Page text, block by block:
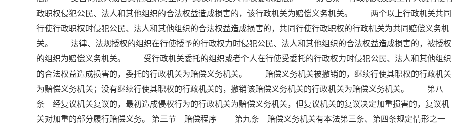
政职权侵犯公民、法人和其他组织的合法权益造成损害的，该行政机关为赔偿义务机关。 两个以上行政机关共同
行使行政职权时侵犯公民、法人和其他组织的合法权益造成损害的，共同行使行政职权的行政机关为共同赔偿义务机
关。 法律、法规授权的组织在行使授予的行政权力时侵犯公民、法人和其他组织的合法权益造成损害的，被授权
的组织为赔偿义务机关。 受行政机关委托的组织或者个人在行使受委托的行政权力时侵犯公民、法人和其他组织
的合法权益造成损害的，委托的行政机关为赔偿义务机关。 赔偿义务机关被撤销的，继续行使其职权的行政机关
为赔偿义务机关；没有继续行使其职权的行政机关的，撤销该赔偿义务机关的行政机关为赔偿义务机关。 第八
条 经复议机关复议的，最初造成侵权行为的行政机关为赔偿义务机关，但复议机关的复议决定加重损害的，复议机
关对加重的部分履行赔偿义务。 第三节 赔偿程序 第九条 赔偿义务机关有本法第三条、第四条规定情形之一